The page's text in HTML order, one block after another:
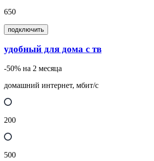
650
подключить
удобный для дома с тв
-50% на 2 месяца
домашний интернет, мбит/с
200
500